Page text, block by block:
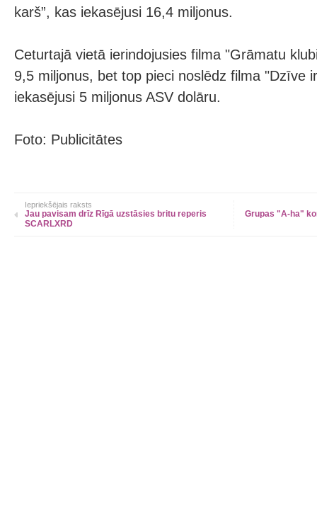
karš”, kas iekasējusi 16,4 miljonus.
Ceturtajā vietā ierindojusies filma "Grāmatu
9,5 miljonus, bet top pieci noslēdz filma "Dzīve
iekasējusi 5 miljonus ASV dolāru.
Foto: Publicitātes
Iepriekšējais raksts
Jau pavisam drīz Rīgā uzstāsies britu reperis
SCARLXRD
Grupas "A-ha"